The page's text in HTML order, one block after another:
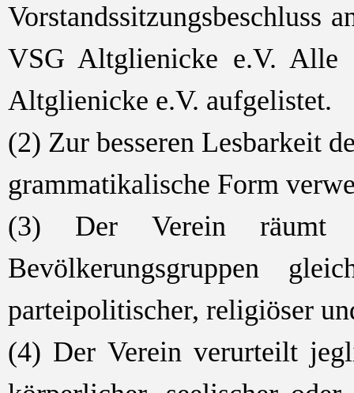
Vorstandssitzungsbeschluss
VSG Altglienicke e.V. Alle
Altglienicke e.V. aufgelistet.
(2) Zur besseren Lesbarkeit
grammatikalische Form
(3) Der Verein räumt
Bevölkerungsgruppen
parteipolitischer, religiöser
(4) Der Verein verurteilt